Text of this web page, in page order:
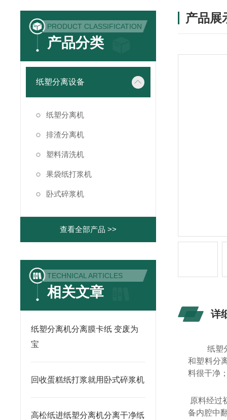
PRODUCT CLASSIFICATION
产品分类
纸塑分离设备
纸塑分离机
排渣分离机
塑料清洗机
果袋纸打浆机
卧式碎浆机
查看全部产品 >>
TECHNICAL ARTICLES
相关文章
纸塑分离机分离膜卡纸 变废为
宝
回收蛋糕纸打浆就用卧式碎浆机
高松纸进纸塑分离机分离干净纸
产品展
详
纸塑
和塑料分
料很干净
原料经过
备内腔中